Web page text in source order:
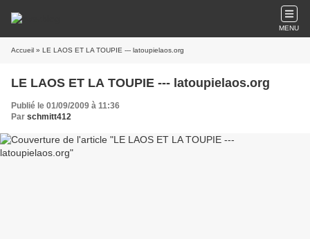
MENU
Accueil » LE LAOS ET LA TOUPIE --- latoupielaos.org
LE LAOS ET LA TOUPIE --- latoupielaos.org
Publié le 01/09/2009 à 11:36
Par schmitt412